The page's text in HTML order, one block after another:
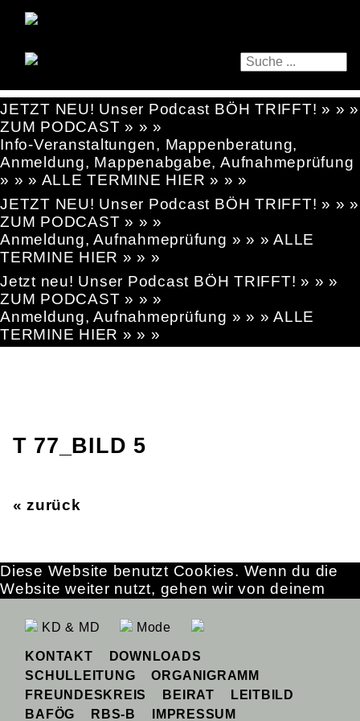
JETZT NEU! Unser Podcast BÖH TRIFFT! » » »
ZUM PODCAST » » »
Info-Veranstaltungen, Mappenberatung,
Anmeldung, Mappenabgabe, Aufnahmeprüfung
» » » ALLE TERMINE HIER » » »
JETZT NEU! Unser Podcast BÖH TRIFFT! » » »
ZUM PODCAST » » »
Anmeldung, Aufnahmeprüfung » » » ALLE
TERMINE HIER » » »
Jetzt neu! Unser Podcast BÖH TRIFFT! » » »
ZUM PODCAST » » »
Anmeldung, Aufnahmeprüfung » » » ALLE
TERMINE HIER » » »
T 77_BILD 5
« zurück
KD & MD Mode
KONTAKT
DOWNLOADS
SCHULLEITUNG
ORGANIGRAMM
FREUNDESKREIS
BEIRAT
LEITBILD
BAFÖG
RBS-B IMPRESSUM
Diese Website benutzt Cookies. Wenn du die
Website weiter nutzt, gehen wir von deinem